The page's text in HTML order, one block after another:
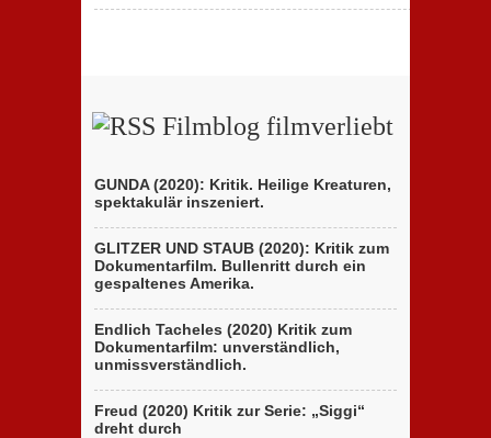
Filmblog filmverliebt
GUNDA (2020): Kritik. Heilige Kreaturen,
spektakulär inszeniert.
GLITZER UND STAUB (2020): Kritik zum
Dokumentarfilm. Bullenritt durch ein
gespaltenes Amerika.
Endlich Tacheles (2020) Kritik zum
Dokumentarfilm: unverständlich,
unmissverständlich.
Freud (2020) Kritik zur Serie: „Siggi“
dreht durch